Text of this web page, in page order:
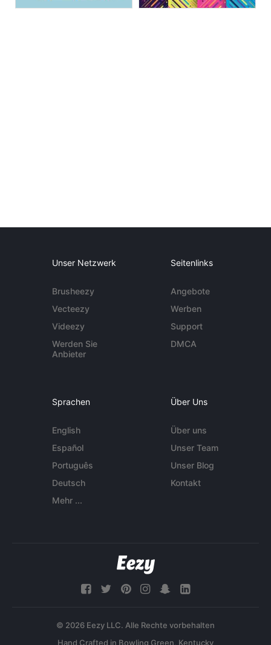
Unser Netzwerk
Brusheezy
Vecteezy
Videezy
Werden Sie
Anbieter
Seitenlinks
Angebote
Werben
Support
DMCA
Sprachen
English
Español
Português
Deutsch
Mehr ...
Über Uns
Über uns
Unser Team
Unser Blog
Kontakt
© 2026 Eezy LLC. Alle Rechte vorbehalten